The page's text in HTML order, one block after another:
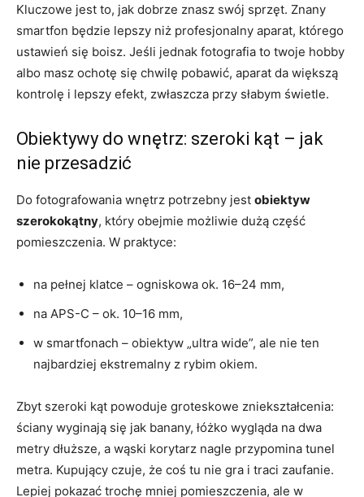
Kluczowe jest to, jak dobrze znasz swój sprzęt. Znany
smartfon będzie lepszy niż profesjonalny aparat, którego
ustawień się boisz. Jeśli jednak fotografia to twoje hobby
albo masz ochotę się chwilę pobawić, aparat da większą
kontrolę i lepszy efekt, zwłaszcza przy słabym świetle.
Obiektywy do wnętrz: szeroki kąt – jak
nie przesadzić
Do fotografowania wnętrz potrzebny jest obiektyw
szerokokątny, który obejmie możliwie dużą część
pomieszczenia. W praktyce:
na pełnej klatce – ogniskowa ok. 16–24 mm,
na APS-C – ok. 10–16 mm,
w smartfonach – obiektyw „ultra wide”, ale nie ten
najbardziej ekstremalny z rybim okiem.
Zbyt szeroki kąt powoduje groteskowe zniekształcenia:
ściany wyginają się jak banany, łóżko wygląda na dwa
metry dłuższe, a wąski korytarz nagle przypomina tunel
metra. Kupujący czuje, że coś tu nie gra i traci zaufanie.
Lepiej pokazać trochę mniej pomieszczenia, ale w